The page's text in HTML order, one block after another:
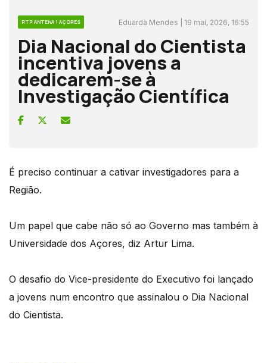
RTP ANTENA 1 AÇORES Eduarda Mendes | 19 mai, 2026, 16:55
Dia Nacional do Cientista
incentiva jovens a
dedicarem-se à
Investigação Científica
É preciso continuar a cativar investigadores para a
Região.
Um papel que cabe não só ao Governo mas também à
Universidade dos Açores, diz Artur Lima.
O desafio do Vice-presidente do Executivo foi lançado
a jovens num encontro que assinalou o Dia Nacional
do Cientista.